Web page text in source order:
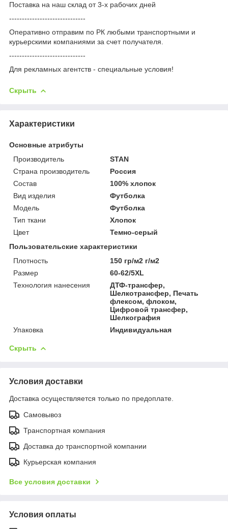
Поставка на наш склад от 3-x рабочих дней
------------------------------
Оперативно отправим по РК любыми транспортными и
курьерскими компаниями за счет получателя.
------------------------------
Для рекламных агентств - специальные условия!
Скрыть
Характеристики
Основные атрибуты
Производитель
STAN
Страна производитель
Россия
Состав
100% хлопок
Вид изделия
Футболка
Мoдель
Футболка
Тип ткани
Хлопок
Цвет
Темно-серый
Пользовательские характеристики
Плотность
150 гр/м2 г/м2
Размер
60-62/5XL
Технология нанесения
ДТФ-трансфер,
Шелкотрансфер, Печать
флексом, флоком,
Цифровой трансфер,
Шелкография
Упаковка
Индивидуальная
Скрыть
Условия доставки
Доставка осуществляется только по предоплате.
Самовывоз
Транспортная компания
Доставка до транспортной компании
Курьерская компания
Все условия доставки
Условия оплаты